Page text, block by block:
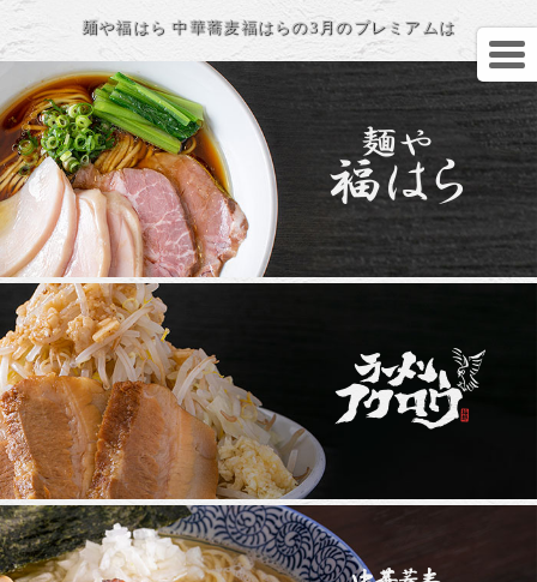
麺や福はら 中華蕎麦福はらの3月のプレミアムは